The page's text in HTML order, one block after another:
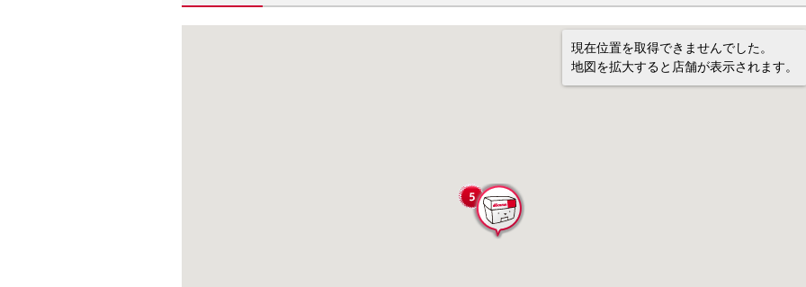
現在位置を取得できませんでした。
地図を拡大すると店舗が表示されます。